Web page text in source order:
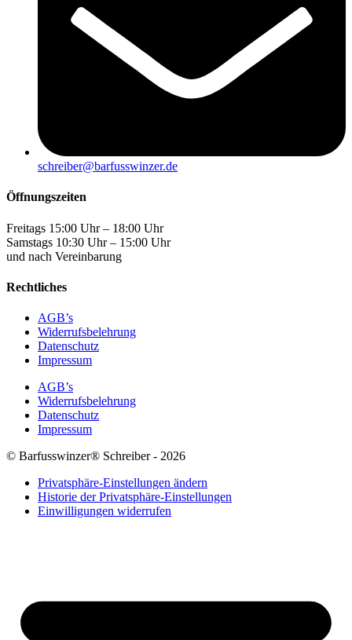
schreiber@barfusswinzer.de
Öffnungszeiten
Freitags 15:00 Uhr – 18:00 Uhr
Samstags 10:30 Uhr – 15:00 Uhr
und nach Vereinbarung
Rechtliches
AGB’s
Widerrufsbelehrung
Datenschutz
Impressum
AGB’s
Widerrufsbelehrung
Datenschutz
Impressum
© Barfusswinzer® Schreiber - 2026
Privatsphäre-Einstellungen ändern
Historie der Privatsphäre-Einstellungen
Einwilligungen widerrufen